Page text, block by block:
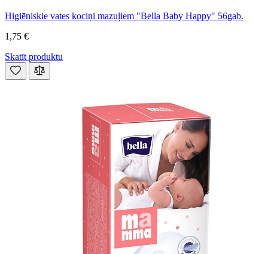
Higiēniskie vates kociņi mazuļiem "Bella Baby Happy" 56gab.
1,75 €
Skatīt produktu